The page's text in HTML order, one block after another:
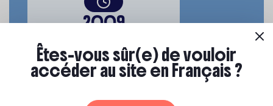
2009
Êtes-vous sûr(e) de vouloir
accéder au site en Français ?